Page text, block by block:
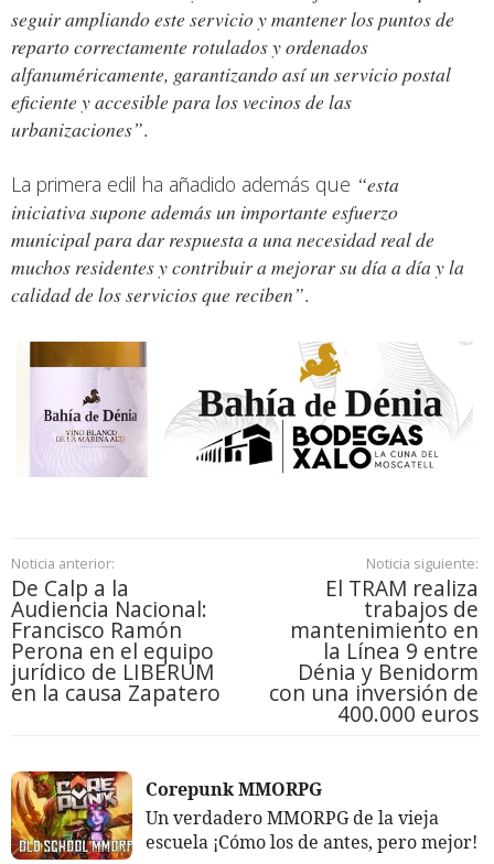
seguir ampliando este servicio y mantener los puntos de
reparto correctamente rotulados y ordenados
alfanuméricamente, garantizando así un servicio postal
eficiente y accesible para los vecinos de las
urbanizaciones”.
La primera edil ha añadido además que “esta
iniciativa supone además un importante esfuerzo
municipal para dar respuesta a una necesidad real de
muchos residentes y contribuir a mejorar su día a día y la
calidad de los servicios que reciben”.
Noticia anterior:
De Calp a la
Audiencia Nacional:
Francisco Ramón
Perona en el equipo
jurídico de LIBERUM
en la causa Zapatero
Noticia siguiente:
El TRAM realiza
trabajos de
mantenimiento en
la Línea 9 entre
Dénia y Benidorm
con una inversión de
400.000 euros
Corepunk MMORPG
Un verdadero MMORPG de la vieja
escuela ¡Cómo los de antes, pero mejor!